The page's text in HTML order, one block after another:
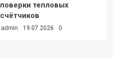
поверки тепловых
счётчиков
admin 19.07.2026 0